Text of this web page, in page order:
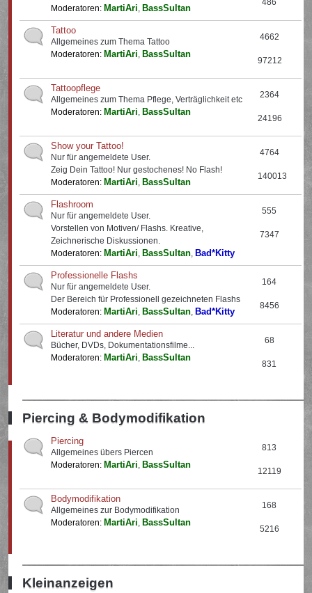
Moderatoren: MartiAri, BassSultan
486
Tattoo
Allgemeines zum Thema Tattoo
Moderatoren: MartiAri, BassSultan
4662
97212
Tattoopflege
Allgemeines zum Thema Pflege, Verträglichkeit etc
Moderatoren: MartiAri, BassSultan
2364
24196
Show your Tattoo!
Nur für angemeldete User.
Zeig Dein Tattoo! Nur gestochenes! No Flash!
Moderatoren: MartiAri, BassSultan
4764
140013
Flashroom
Nur für angemeldete User.
Vorstellen von Motiven/ Flashs. Kreative,
Zeichnerische Diskussionen.
Moderatoren: MartiAri, BassSultan, Bad*Kitty
555
7347
Professionelle Flashs
Nur für angemeldete User.
Der Bereich für Professionell gezeichneten Flashs
Moderatoren: MartiAri, BassSultan, Bad*Kitty
164
8456
Literatur und andere Medien
Bücher, DVDs, Dokumentationsfilme...
Moderatoren: MartiAri, BassSultan
68
831
Piercing & Bodymodifikation
Piercing
Allgemeines übers Piercen
Moderatoren: MartiAri, BassSultan
813
12119
Bodymodifikation
Allgemeines zur Bodymodifikation
Moderatoren: MartiAri, BassSultan
168
5216
Kleinanzeigen